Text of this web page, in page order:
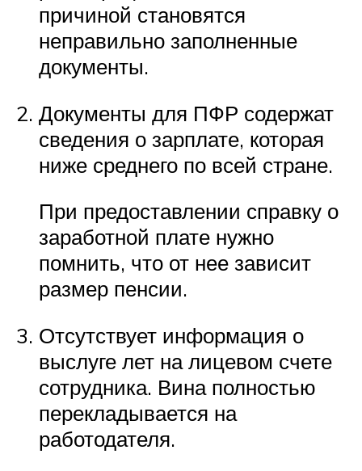
причиной становятся
неправильно заполненные
документы.
Документы для ПФР содержат
сведения о зарплате, которая
ниже среднего по всей стране.
При предоставлении справку о
заработной плате нужно
помнить, что от нее зависит
размер пенсии.
Отсутствует информация о
выслуге лет на лицевом счете
сотрудника. Вина полностью
перекладывается на
работодателя.